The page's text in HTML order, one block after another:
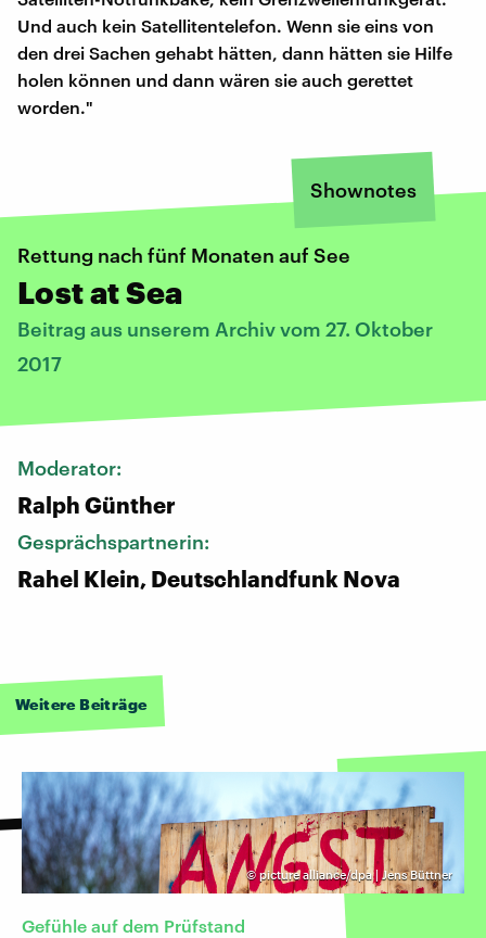
Und auch kein Satellitentelefon. Wenn sie eins von
den drei Sachen gehabt hätten, dann hätten sie Hilfe
holen können und dann wären sie auch gerettet
worden."
Shownotes
Rettung nach fünf Monaten auf See
Lost at Sea
Beitrag aus unserem Archiv vom 27. Oktober
2017
Moderator:
Ralph Günther
Gesprächspartnerin:
Rahel Klein, Deutschlandfunk Nova
Weitere Beiträge
©picture alliance/dpa | Jens Büttner
Gefühle auf dem Prüfstand